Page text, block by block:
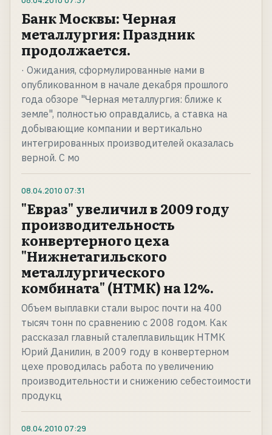
Банк Москвы: Черная
металлургия: Праздник
продолжается.
· Ожидания, сформулированные нами в
опубликованном в начале декабря прошлого
года обзоре "Черная металлургия: ближе к
земле", полностью оправдались, а ставка на
добывающие компании и вертикально
интегрированных производителей оказалась
верной. С мо
08.04.2010 07:31
"Евраз" увеличил в 2009 году
производительность
конвертерного цеха
"Нижнетагильского
металлургического
комбината" (НТМК) на 12%.
Объем выплавки стали вырос почти на 400
тысяч тонн по сравнению с 2008 годом. Как
рассказал главный сталеплавильщик НТМК
Юрий Данилин, в 2009 году в конвертерном
цехе проводилась работа по увеличению
производительности и снижению себестоимости
продукц
08.04.2010 07:29